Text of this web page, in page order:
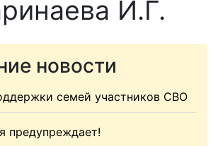
И.Г.
новости
семей участников СВО
предупреждает!